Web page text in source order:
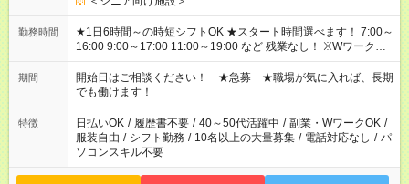
勤務時間
★1日6時間～の時短シフトOK ★スタート時間選べます！ 7:00～
16:00 9:00～17:00 11:00～19:00 など 残業なし！ ※Wワークの
場合、他のお仕事と合わせ週40時間超の就業はご案内できませ
ん ※法令に基づき、週20時間以上勤務は社会保険への加入対象
となります ※労働者派遣法（日雇い派遣の原則禁止）により、
短時間・短期間の就業はご案内が難しい場合があります
期間
開始日はご相談ください！ ★急募 ★職場が気に入れば、長期
でも働けます！
特徴 日払いOK / 履歴書不要 / 40～50代活躍中 / 副業・WワークOK /
服装自由 / シフト勤務 / 10名以上の大量募集 / 電話対応なし / パ
ソコンスキル不要